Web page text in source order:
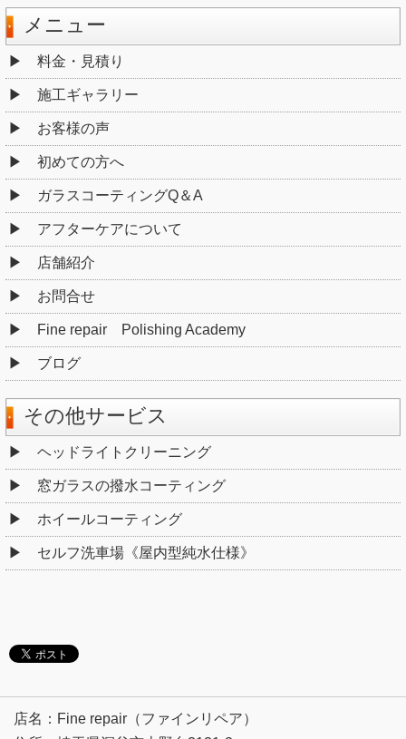
メニュー
料金・見積り
施工ギャラリー
お客様の声
初めての方へ
ガラスコーティングQ＆A
アフターケアについて
店舗紹介
お問合せ
Fine repair Polishing Academy
ブログ
その他サービス
ヘッドライトクリーニング
窓ガラスの撥水コーティング
ホイールコーティング
セルフ洗車場《屋内型純水仕様》
店名：Fine repair（ファインリペア）